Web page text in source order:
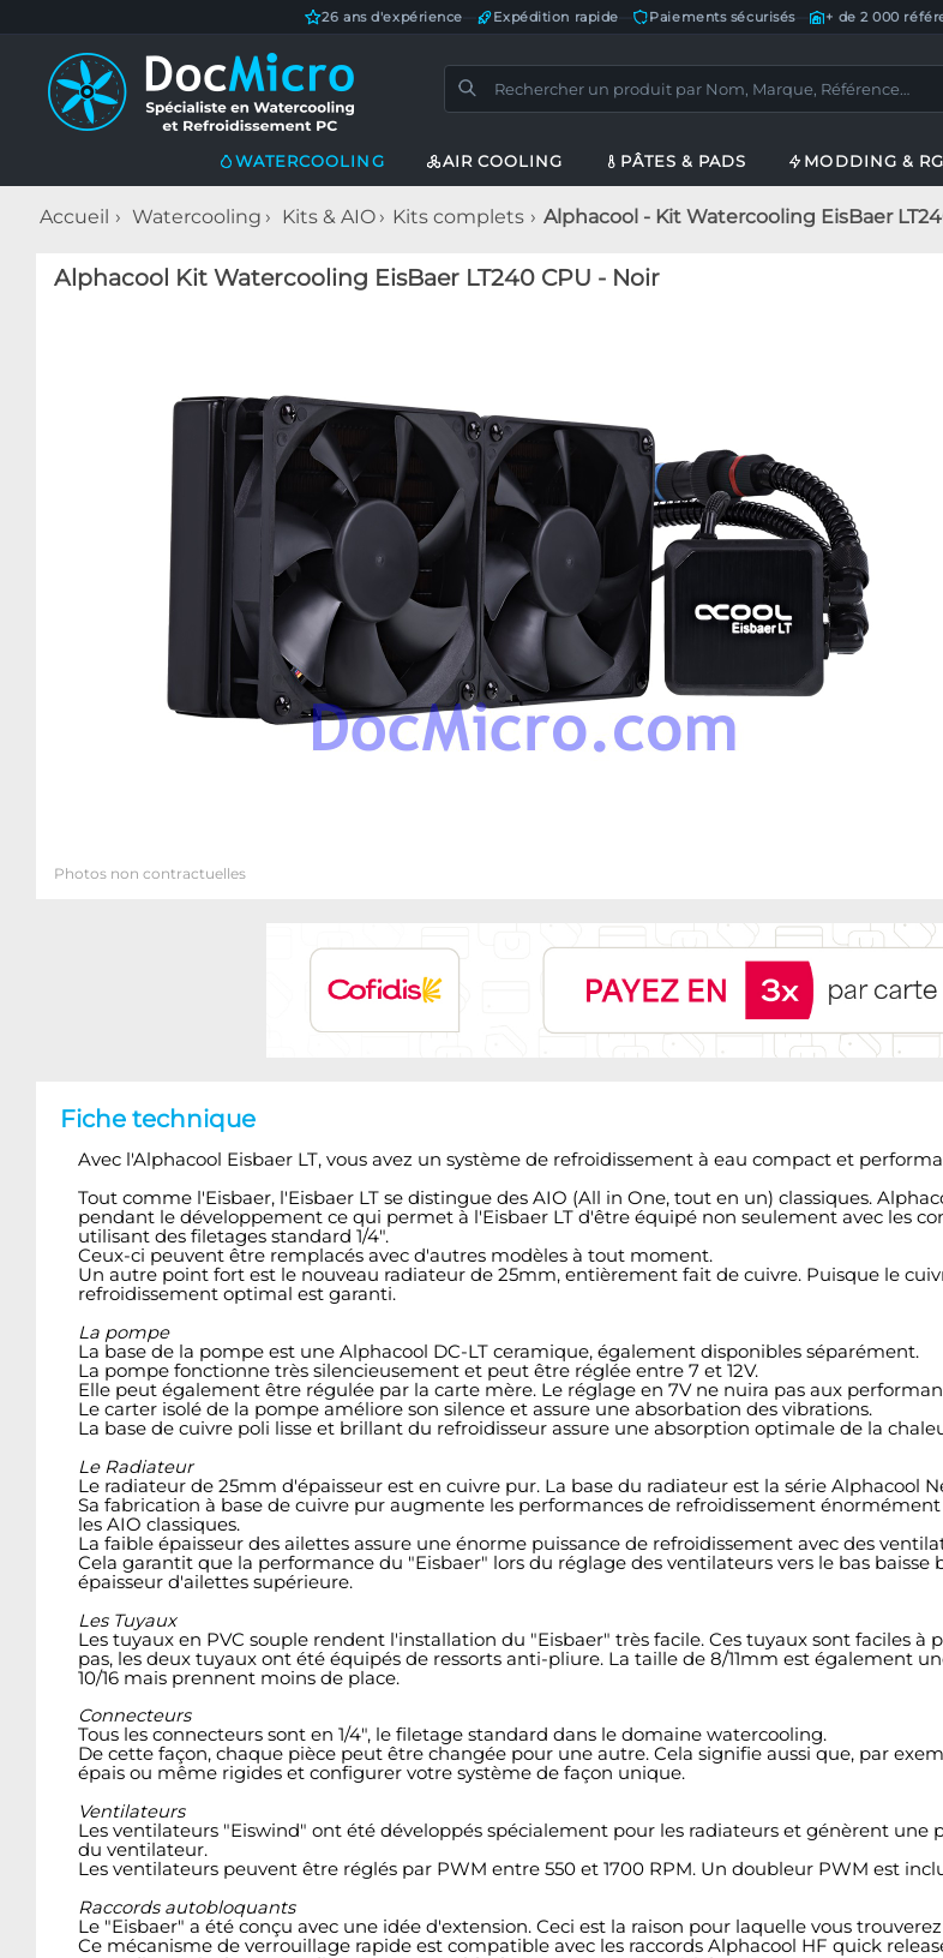
26 ans d'expérience Expédition rapide Paiements sécurisés— + de 2 000
WATERCOOLING AIR COOLING PÂTES & PADS MODDING &
Accueil Watercooling Kits & AIO Kits complets Alphacool - Kit Watercooling EisBaer
Alphacool Kit Watercooling EisBaer LT240 CPU - Noir
Photos non contractuelles
Fiche technique
Avec l'Alphacool Eisbaer LT, vous avez un système de refroidissement à eau compact et
Tout comme l'Eisbaer, l'Eisbaer LT se distingue des AIO (All in One, tout en un) classiques.
pendant le développement ce qui permet à l'Eisbaer LT d'être équipé non seulement avec les
utilisant des filetages standard 1/4".
Ceux-ci peuvent être remplacés avec d'autres modèles à tout moment.
Un autre point fort est le nouveau radiateur de 25mm, entièrement fait de cuivre. Puisque le
refroidissement optimal est garanti.
La pompe
La base de la pompe est une Alphacool DC-LT ceramique, également disponibles séparément.
La pompe fonctionne très silencieusement et peut être réglée entre 7 et 12V.
Elle peut également être régulée par la carte mère. Le réglage en 7V ne nuira pas aux
Le carter isolé de la pompe améliore son silence et assure une absorbation des vibrations.
La base de cuivre poli lisse et brillant du refroidisseur assure une absorption optimale de la
Le Radiateur
Le radiateur de 25mm d'épaisseur est en cuivre pur. La base du radiateur est la série Alphacool
Sa fabrication à base de cuivre pur augmente les performances de refroidissement
les AIO classiques.
La faible épaisseur des ailettes assure une énorme puissance de refroidissement avec des
Cela garantit que la performance du "Eisbaer" lors du réglage des ventilateurs vers le bas
épaisseur d'ailettes supérieure.
Les Tuyaux
Les tuyaux en PVC souple rendent l'installation du "Eisbaer" très facile. Ces tuyaux sont faciles
pas, les deux tuyaux ont été équipés de ressorts anti-pliure. La taille de 8/11mm est également
10/16 mais prennent moins de place.
Connecteurs
Tous les connecteurs sont en 1/4", le filetage standard dans le domaine watercooling.
De cette façon, chaque pièce peut être changée pour une autre. Cela signifie aussi que, par
épais ou même rigides et configurer votre système de façon unique.
Ventilateurs
Les ventilateurs "Eiswind" ont été développés spécialement pour les radiateurs et génèrent une
du ventilateur.
Les ventilateurs peuvent être réglés par PWM entre 550 et 1700 RPM. Un doubleur PWM est
Raccords autobloquants
Le "Eisbaer" a été conçu avec une idée d'extension. Ceci est la raison pour laquelle vous
Ce mécanisme de verrouillage rapide est compatible avec les raccords Alphacool HF quick